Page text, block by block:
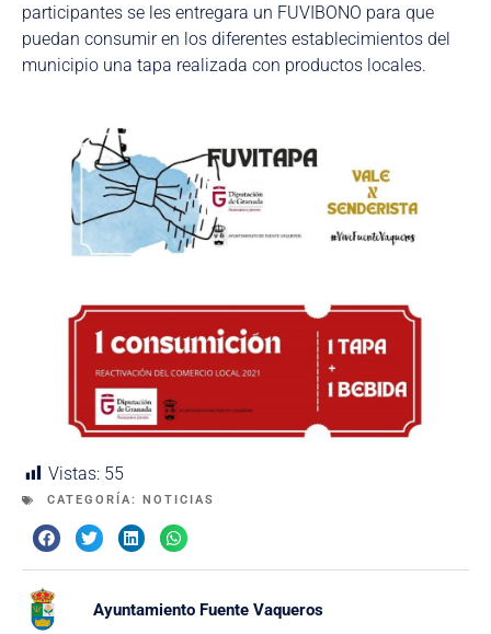
participantes se les entregara un FUVIBONO para que
puedan consumir en los diferentes establecimientos del
municipio una tapa realizada con productos locales.
Vistas: 55
CATEGORÍA: NOTICIAS
Ayuntamiento Fuente Vaqueros